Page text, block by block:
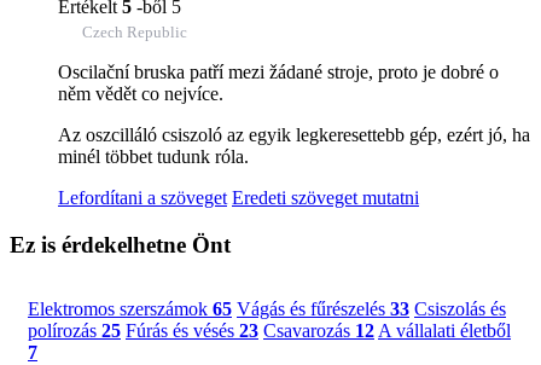
Értékelt 5 -ből 5
Czech Republic
Oscilační bruska patří mezi žádané stroje, proto je dobré o
něm vědět co nejvíce.
Az oszcilláló csiszoló az egyik legkeresettebb gép, ezért jó, ha
minél többet tudunk róla.
Lefordítani a szöveget Eredeti szöveget mutatni
Ez is érdekelhetne Önt
Elektromos szerszámok 65 Vágás és fűrészelés 33 Csiszolás és
polírozás 25 Fúrás és vésés 23 Csavarozás 12 A vállalati életből
7